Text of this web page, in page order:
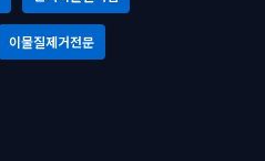
이물질제거전문